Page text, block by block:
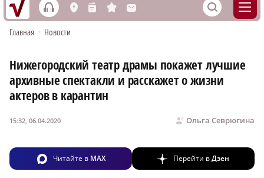
h L n s M S
Главная • Новости
Нижегородский театр драмы покажет лучшие
архивные спектакли и расскажет о жизни
актеров в карантин
Ольга Севрюгина
15:32, 06.04.2020
Читайте в MAX Перейти вДзен